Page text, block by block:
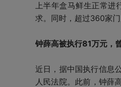
上半年盒马鲜生正常进
求。同时，超过360家
钟薛高被执行81万元，
近日，据中国执行信息
人民法院。此前，钟薛